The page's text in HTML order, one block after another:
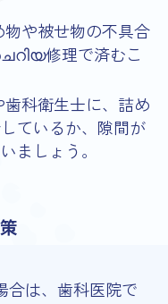
物や被せ物の不具合
修理で済むこ
科衛生士に、詰め
ているか、隙間が
ましょう。
合は、歯科医院で